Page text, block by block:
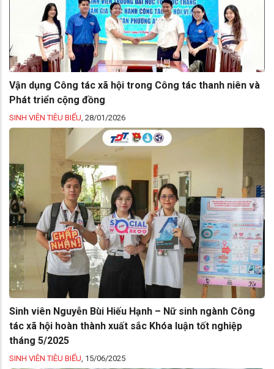
Vận dụng Công tác xã hội trong Công tác thanh niên và
Phát triển cộng đồng
SINH VIÊN TIÊU BIỂU 28/01/2026
Sinh viên Nguyễn Bùi Hiếu Hạnh – Nữ sinh ngành Công
tác xã hội hoàn thành xuất sắc Khóa luận tốt nghiệp
tháng 5/2025
SINH VIÊN TIÊU BIỂU 15/06/2025